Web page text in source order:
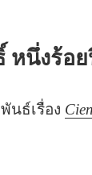
นึ่งร้อ
นธ์เรื่อง